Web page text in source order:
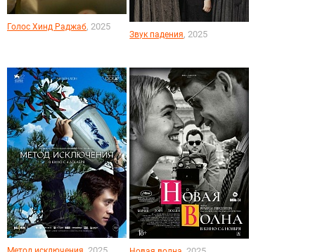
Голос Хинд Раджаб, 2025
Звук падения, 2025